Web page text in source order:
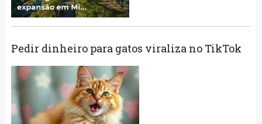
Pedir dinheiro para gatos viraliza no TikTok